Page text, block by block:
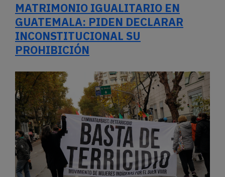
MATRIMONIO IGUALITARIO EN
GUATEMALA: PIDEN DECLARAR
INCONSTITUCIONAL SU
PROHIBICIÓN